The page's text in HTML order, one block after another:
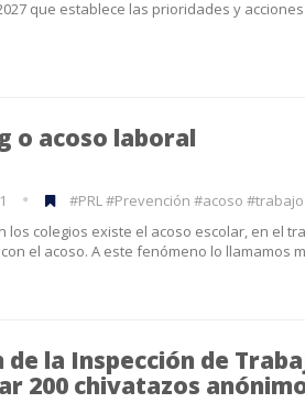
que establece las prioridades y
o acoso laboral
#PRL #Prevención #acoso
los colegios existe el acoso escolar, en el
el acoso. A este fenómeno lo llamamos
de la Inspección de
200 chivatazos